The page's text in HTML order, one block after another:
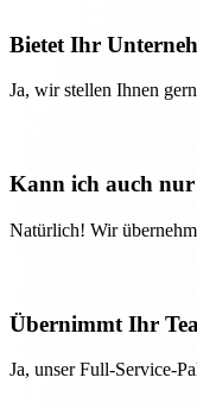
Bietet Ihr
Ja, wir stellen Ihnen
Kann ich auch nur
Natürlich! Wir
Übernimmt Ihr
Ja, unser Full-Service-